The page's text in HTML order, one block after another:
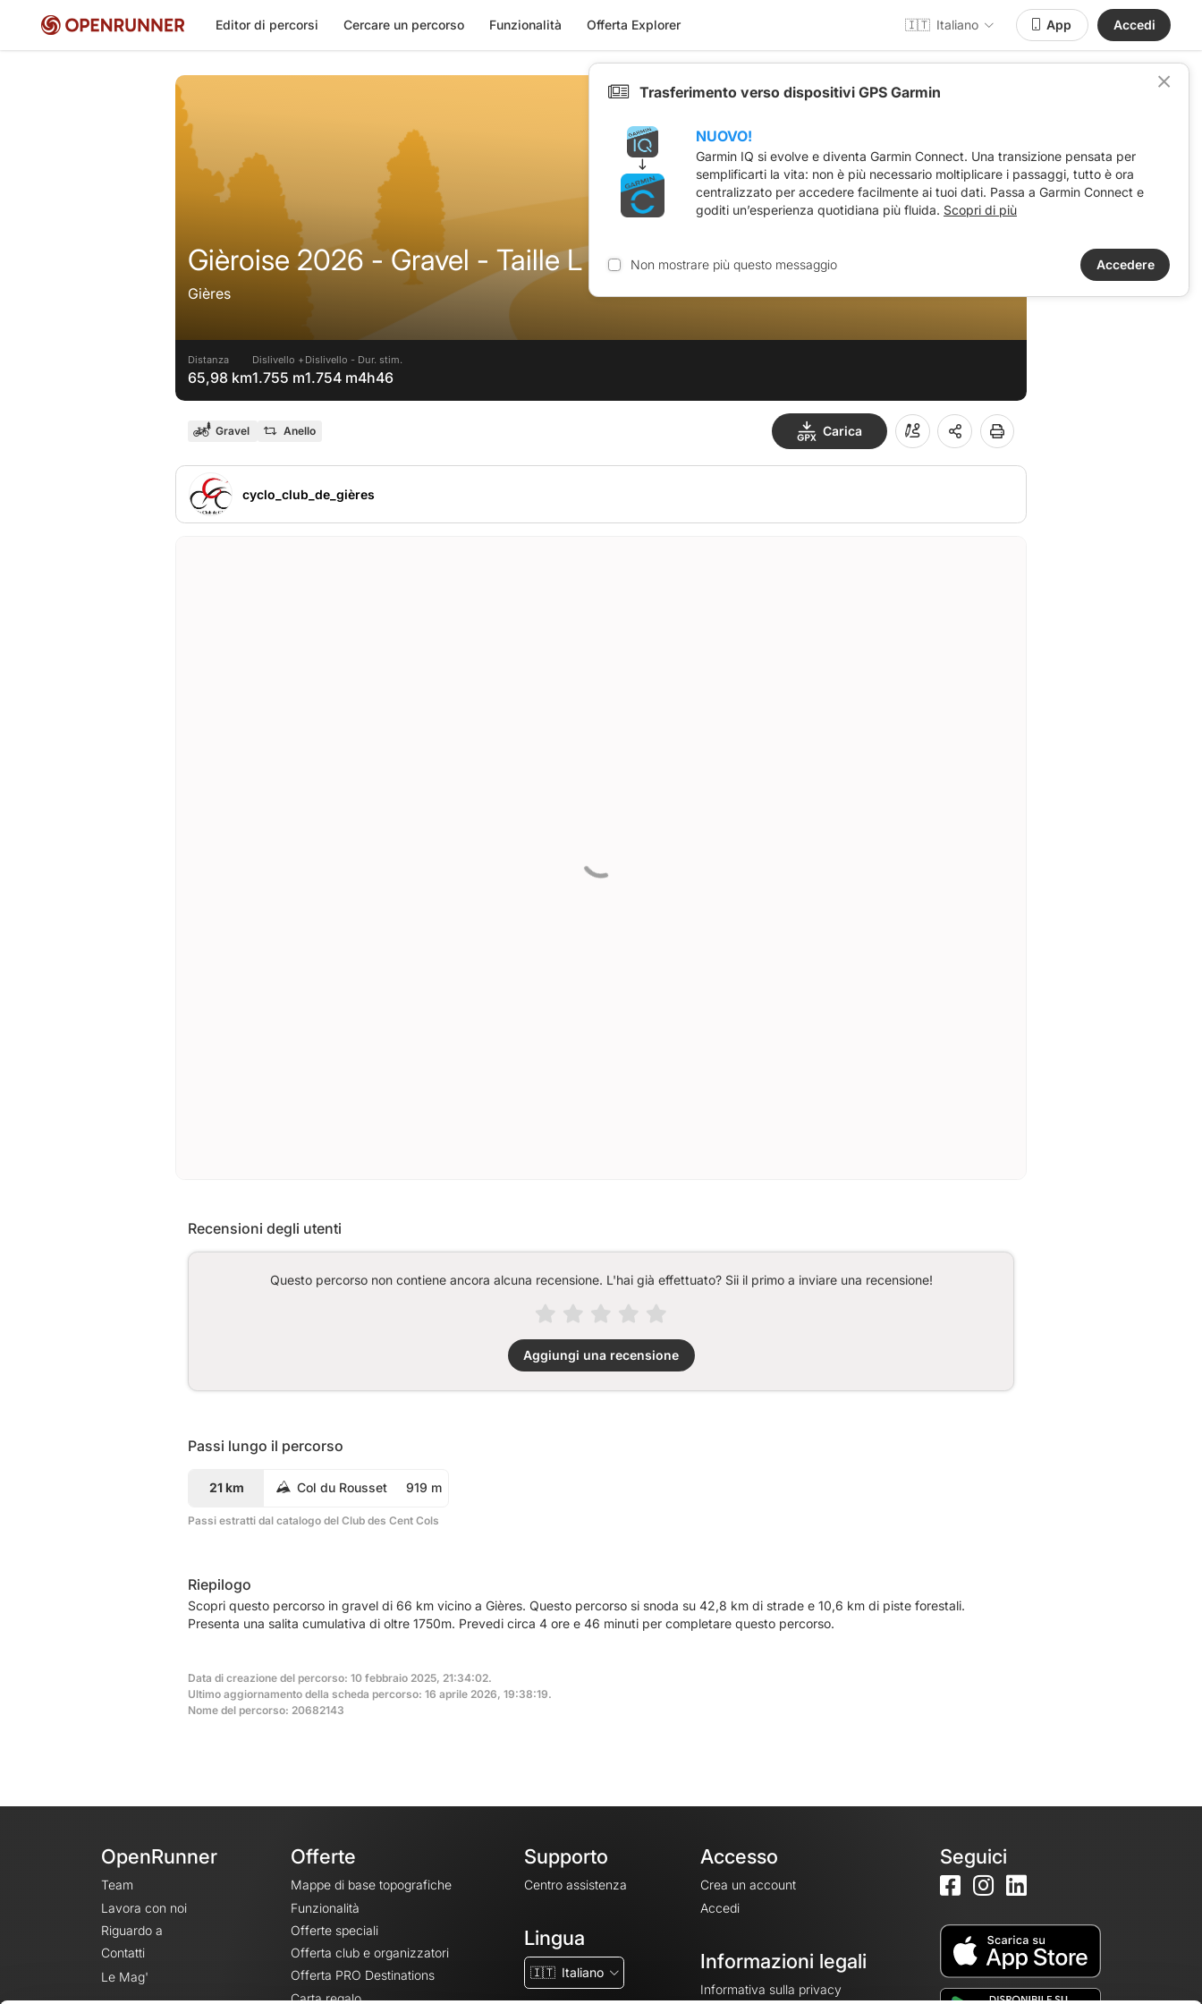
Editor di percorsi Cercare un percorso Funzionalità Offerta Explorer 🇮🇹 Italiano App Accedi
Gièroise 2026 - Gravel - Taille L
Gières
Distanza
65,98 km
Dislivello +
1.755 m
Dislivello -
1.754 m
Dur. stim.
4h46
Gravel Anello Carica
cyclo_club_de_gières
Recensioni degli utenti
Questo percorso non contiene ancora alcuna recensione. L'hai già effettuato? Sii il primo a inviare una recensione!
Aggiungi una recensione
Passi lungo il percorso
21 km Col du Rousset 919 m
Passi estratti dal catalogo del Club des Cent Cols
Riepilogo
Scopri questo percorso in gravel di 66 km vicino a Gières. Questo percorso si snoda su 42,8 km di strade e 10,6 km di piste forestali.
Presenta una salita cumulativa di oltre 1750m. Prevedi circa 4 ore e 46 minuti per completare questo percorso.
Data di creazione del percorso: 10 febbraio 2025, 21:34:02.
Ultimo aggiornamento della scheda percorso: 16 aprile 2026, 19:38:19.
Nome del percorso: 20682143
OpenRunner
Team
Lavora con noi
Riguardo a
Contatti
Le Mag'
Offerte
Mappe di base topografiche
Funzionalità
Offerte speciali
Offerta club e organizzatori
Offerta PRO Destinations
Carta regalo
Supporto
Centro assistenza
Lingua
🇮🇹 Italiano
Accesso
Crea un account
Accedi
Informazioni legali
Informativa sulla privacy
Seguici
Trasferimento verso dispositivi GPS Garmin
NUOVO!
Garmin IQ si evolve e diventa Garmin Connect. Una transizione pensata per
semplificarti la vita: non è più necessario moltiplicare i passaggi, tutto è ora
centralizzato per accedere facilmente ai tuoi dati. Passa a Garmin Connect e
goditi un’esperienza quotidiana più fluida. Scopri di più
Non mostrare più questo messaggio Accedere